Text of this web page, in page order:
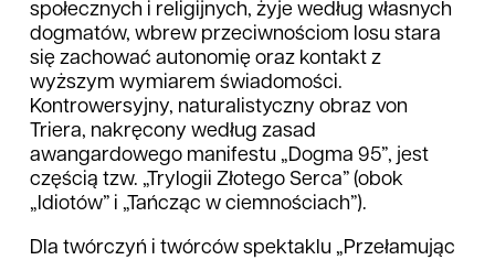
społecznych i religijnych, żyje według własnych
dogmatów, wbrew przeciwnościom losu stara
się zachować autonomię oraz kontakt z
wyższym wymiarem świadomości.
Kontrowersyjny, naturalistyczny obraz von
Triera, nakręcony według zasad
awangardowego manifestu „Dogma 95”, jest
częścią tzw. „Trylogii Złotego Serca” (obok
„Idiotów” i „Tańcząc w ciemnościach”).
Dla twórczyń i twórców spektaklu „Przełamując